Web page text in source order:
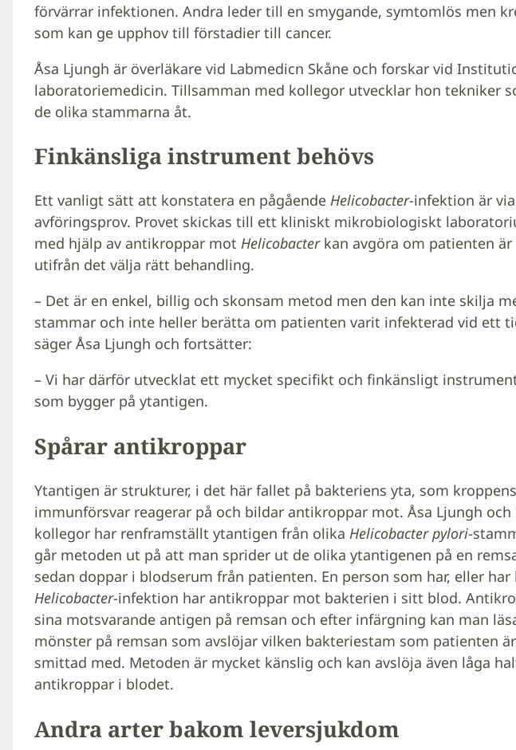
förvärrar infektionen. Andra leder till en smygande, symtomlös men
som kan ge upphov till förstadier till cancer.
Åsa Ljungh är överläkare vid Labmedicn Skåne och forskar vid
laboratoriemedicin. Tillsamman med kollegor utvecklar hon tekniker
de olika stammarna åt.
Finkänsliga instrument behövs
Ett vanligt sätt att konstatera en pågående Helicobacter-infektion är via
avföringsprov. Provet skickas till ett kliniskt mikrobiologiskt
med hjälp av antikroppar mot Helicobacterkan avgöra om patienten
utifrån det välja rätt behandling.
– Det är en enkel, billig och skonsam metod men den kan inte skilja
stammar och inte heller berätta om patienten varit infekterad vid ett
säger Åsa Ljungh och fortsätter:
– Vi har därför utvecklat ett mycket specifikt och finkänsligt
som bygger på ytantigen.
Spårar antikroppar
Ytantigen är strukturer, i det här fallet på bakteriens yta, som kroppens
immunförsvar reagerar på och bildar antikroppar mot. Åsa Ljungh och
kollegor har renframställt ytantigen från olika Helicobacter pylori-
går metoden ut på att man sprider ut de olika ytantigenen på en
sedan doppar i blodserum från patienten. En person som har, eller har
Helicobacter-infektion har antikroppar mot bakterien i sitt blod.
sina motsvarande antigen på remsan och efter infärgning kan man
mönster på remsan som avslöjar vilken bakteriestam som patienten
smittad med. Metoden är mycket känslig och kan avslöja även låga
antikroppar i blodet.
Andra arter bakom leversjukdom